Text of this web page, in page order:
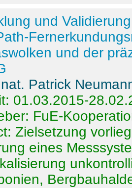
und
und der
Patrick
01.03.2015-
FuE-
Zielsetzung
eines